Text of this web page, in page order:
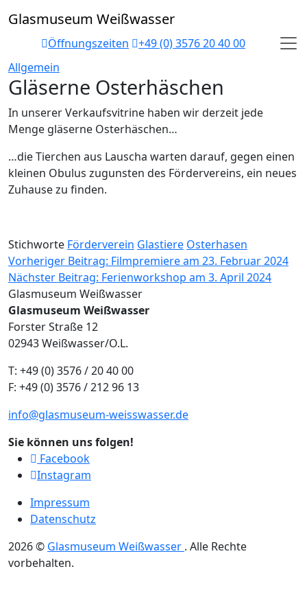
toGlasmuseum Weißwasser
Öffnungszeiten
+49 (0) 3576 20 40 00
Allgemein
Gläserne Osterhäschen
In unserer Verkaufsvitrine haben wir derzeit jede
Menge gläserne Osterhäschen…
…die Tierchen aus Lauscha warten darauf, gegen einen
kleinen Obulus zugunsten des Fördervereins, ein neues
Zuhause zu finden.
Stichworte Förderverein Glastiere Osterhasen
Beitragsnavigation
Vorheriger Beitrag: Filmpremiere am 23. Februar 2024
Nächster Beitrag: Ferienworkshop am 3. April 2024
Glasmuseum Weißwasser
Glasmuseum Weißwasser
Forster Straße 12
02943 Weißwasser/O.L.
T: +49 (0) 3576 / 20 40 00
F: +49 (0) 3576 / 212 96 13
info@glasmuseum-weisswasser.de
Sie können uns folgen!
Facebook
Instagram
Impressum
Datenschutz
2026© Glasmuseum Weißwasser . Alle Rechte
vorbehalten.